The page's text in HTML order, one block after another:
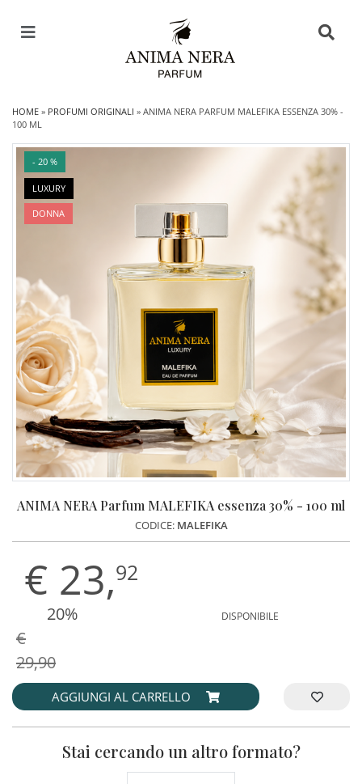
HOME » PROFUMI ORIGINALI » ANIMA NERA PARFUM MALEFIKA ESSENZA 30% -
100 ML
- 20 %
LUXURY
DONNA
ANIMA NERA Parfum MALEFIKA essenza 30% - 100 ml
CODICE: MALEFIKA
€ 23,92
20%
€
29,90
DISPONIBILE
AGGIUNGI AL CARRELLO
Stai cercando un altro formato?